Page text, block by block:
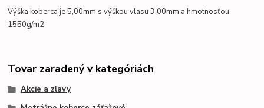
Výška koberca je 5,00mm s výškou vlasu 3,00mm a hmotnosťou
1550g/m2
Tovar zaradený v kategóriách
Akcie a zľavy